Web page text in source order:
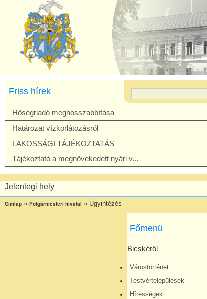
Friss hírek
Hőségriadó meghosszabbítása
Határozat vízkorlátozásról
LAKOSSÁGI TÁJÉKOZTATÁS
Tájékoztató a megnövekedett nyári v...
Jelenlegi hely
Címlap » Polgármesteri hivatal » Ügyintézés
Főmenü
Bicskéről
Várostörténet
Testvértelepülések
Hírességek